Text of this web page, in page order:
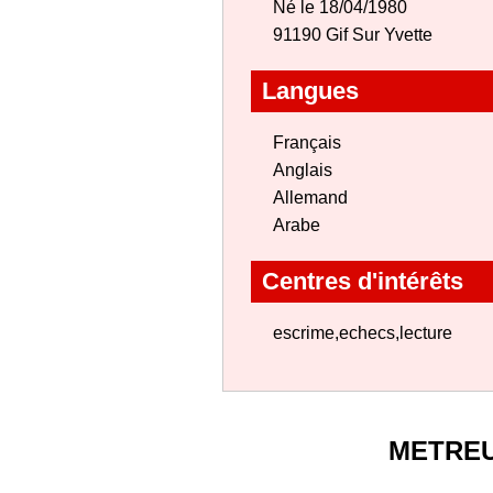
Né le 18/04/1980
91190 Gif Sur Yvette
Langues
Français
Anglais
Allemand
Arabe
Centres d'intérêts
escrime,echecs,lecture